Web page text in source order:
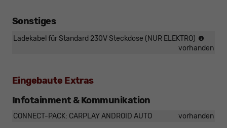
Sonstiges
Ladekabel für Standard 230V Steckdose (NUR ELEKTRO)
für
vorhanden
Eingebaute Extras
Infotainment & Kommunikation
CONNECT-PACK: CARPLAY ANDROID AUTO vorhanden